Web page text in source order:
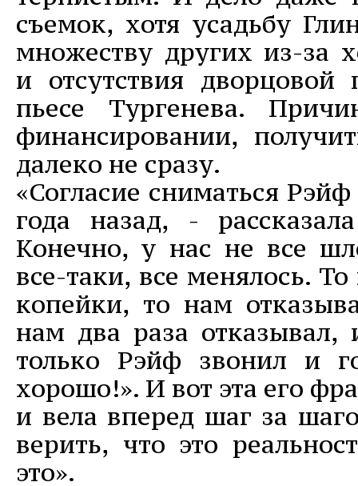
съемок, хотя усадьбу
множеству других из-за
и отсутствия
пьесе Тургенева.
финансировании,
далеко не сразу.
«Согласие сниматься
года назад, -
Конечно, у нас не все
все-таки, все менялось.
копейки, то нам
нам два раза
только Рэйф звонил и
хорошо!». И вот эта его
и вела вперед шаг за
верить, что это
это».